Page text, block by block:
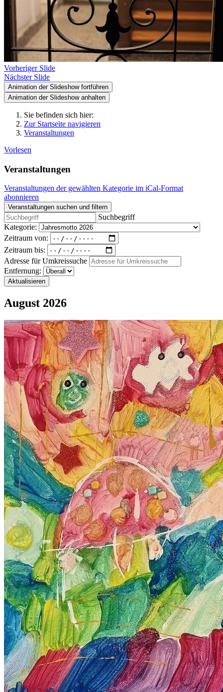
Vorheriger Slide
Nächster Slide
Animation der Slideshow fortführen
Animation der Slideshow anhalten
Sie befinden sich hier:
Zur Startseite navigieren
Veranstaltungen
Vorlesen
Veranstaltungen
Veranstaltungen der gewählten Kategorie im iCal-Format
abonnieren
Veranstaltungen suchen und filtern
Suchbegriff
Kategorie:
Zeitraum von:
Zeitraum bis:
Adresse für Umkreissuche
Entfernung:
Aktualisieren
August 2026